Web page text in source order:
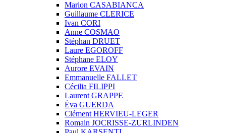
Marion CASABIANCA
Guillaume CLERICE
Ivan CORI
Anne COSMAO
Stéphan DRUET
Laure EGOROFF
Stéphane ELOY
Aurore EVAIN
Emmanuelle FALLET
Cécilia FILIPPI
Laurent GRAPPE
Éva GUERDA
Clément HERVIEU-LEGER
Romain JOCRISSE-ZURLINDEN